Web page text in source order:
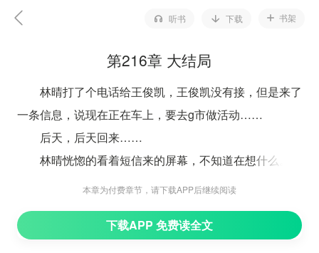
听书 下载 书架
第216章 大结局
林晴打了个电话给王俊凯，王俊凯没有接，但是来了
一条信息，说现在正在车上，要去g市做活动……
后天，后天回来……
林晴恍惚的看着短信来的屏幕，不知道在想什么。
她现在在想，自己要出国的事情，要不要告诉王俊凯
可是回头一想，王俊凯现在正在办正事，如果这个时
本章为付费章节，请下载APP后继续阅读
下载APP 免费读全文